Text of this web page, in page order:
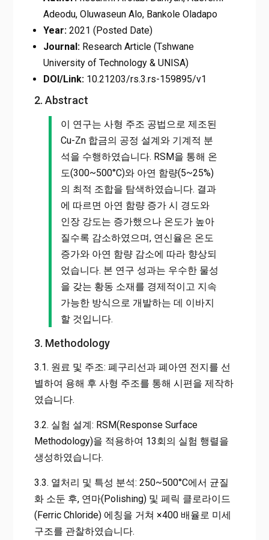
Adeodu, Oluwaseun Alo, Bankole Oladapo
Year:2021 (Posted Date)
Journal:Research Article (Tshwane
University of Technology & UNISA)
DOI/Link:10.21203/rs.3.rs-159895/v1
2. Abstract
이 연구는 사형 주조 공법으로 제조된
Cu-Zn 합금의 공정 설계와 기계적 분
석을 수행하였습니다. RSM을 통해 온
도(300~500°C)와 아연 함량(5~25%)
의 최적 조합을 탐색하였습니다. 결과
에 따르면 아연 함량 증가 시 경도와
인장 강도는 증가했으나 온도가 높아
질수록 감소하였으며, 연신율은 온도
증가와 아연 함량 감소에 따라 향상되
었습니다. 본 연구 성과는 우수한 물성
을 갖는 황동 소재를 경제적이고 지속
가능한 방식으로 개발하는 데 이바지
할 것입니다.
3. Methodology
3.1. 원료 및 주조: 폐구리선과 폐아연 전지를 선
별하여 용해 후 사형 주조를 통해 시편을 제작하
였습니다.
3.2. 실험 설계: RSM(Response Surface
Methodology)을 적용하여 13회의 실험 행렬을
생성하였습니다.
3.3. 열처리 및 특성 분석: 250~500°C에서 균질
화 소둔 후, 연마(Polishing) 및 페릭 클로라이드
(Ferric Chloride) 에칭을 거쳐 ×400 배율로 미세
구조를 관찰하였습니다.